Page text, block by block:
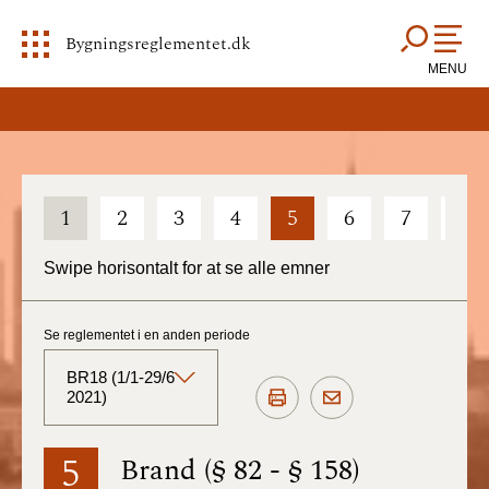
Bygningsreglementet.dk
MENU
1 2 3 4 5 6 7
Swipe horisontalt for at se alle emner
5 Brand (§ 82 - § 158)
Se reglementet i en anden periode
BR18 (1/1-29/6
2021)
BR18 (Aktuelt)